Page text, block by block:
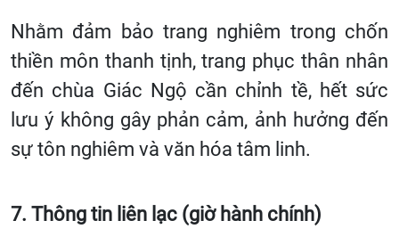
Nhằm đảm bảo trang nghiêm trong chốn
thiền môn thanh tịnh, trang phục thân nhân
đến chùa Giác Ngộ cần chỉnh tề, hết sức
lưu ý không gây phản cảm, ảnh hưởng đến
sự tôn nghiêm và văn hóa tâm linh.
7. Thông tin liên lạc (giờ hành chính)